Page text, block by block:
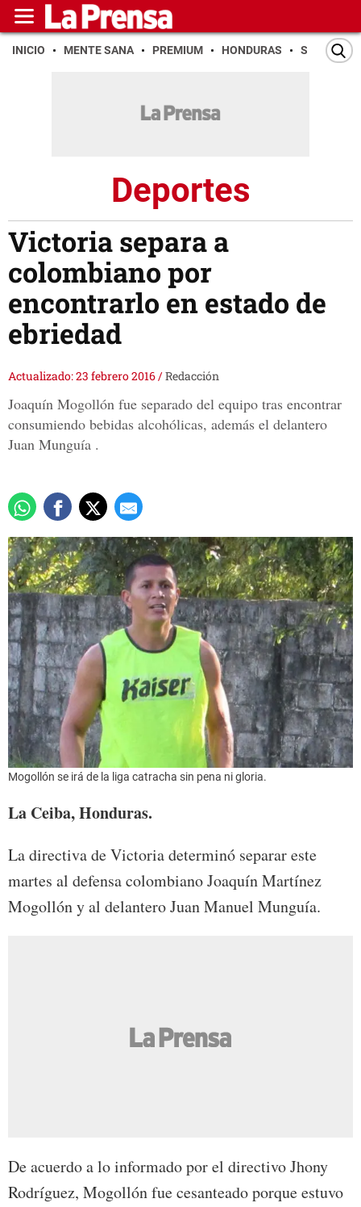
INICIO MENTE SANA PREMIUM HONDURAS SAN PEDRO
Deportes
Victoria separa a
colombiano por
encontrarlo en estado de
ebriedad
Actualizado: 23 febrero 2016/Redacción
Joaquín Mogollón fue separado del equipo tras encontrar
consumiendo bebidas alcohólicas, además el delantero
Juan Munguía .
Mogollón se irá de la liga catracha sin pena ni gloria.
La Ceiba, Honduras.
La directiva de Victoria determinó separar este
martes al defensa colombiano Joaquín Martínez
Mogollón y al delantero Juan Manuel Munguía.
De acuerdo a lo informado por el directivo Jhony
Rodríguez, Mogollón fue cesanteado porque estuvo